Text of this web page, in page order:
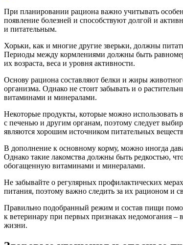
При планировании рациона важно учитывать
появление болезней и способствуют долгой и
и питательным.
Хорьки, как и многие другие зверьки, должны
Периоды между кормлениями должны быть
их возраста, веса и уровня активности.
Основу рациона составляют белки и жиры
организма. Однако не стоит забывать и о
витаминами и минералами.
Некоторые продукты, которые можно
с печенью и другим органам, поэтому следует
являются хорошим источником питательных
В дополнение к основному корму, можно иногда
Однако такие лакомства должны быть редкостью,
обогащенную витаминами и минералами.
Не забывайте о регулярных профилактических
питания, поэтому важно следить за их рационом и
Правильно подобранный режим и состав пищи
к ветеринару при первых признаках недомогания
жизни.